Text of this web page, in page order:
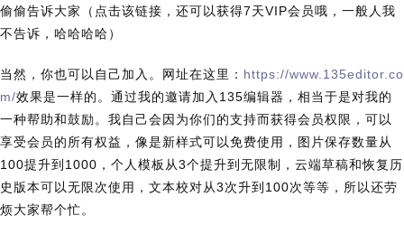
偷偷告诉大家（点击该链接，还可以获得7天VIP会员哦，一般人我
不告诉，哈哈哈哈）
当然，你也可以自己加入。网址在这里： https://www.135editor.co
m/效果是一样的。通过我的邀请加入135编辑器，相当于是对我的
一种帮助和鼓励。我自己会因为你们的支持而获得会员权限，可以
享受会员的所有权益，像是新样式可以免费使用，图片保存数量从
100提升到1000，个人模板从3个提升到无限制，云端草稿和恢复历
史版本可以无限次使用，文本校对从3次升到100次等等，所以还劳
烦大家帮个忙。